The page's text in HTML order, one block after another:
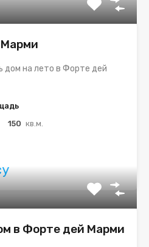
дом на лето в Форте дей
150 кв.м.
в Форте дей Марми